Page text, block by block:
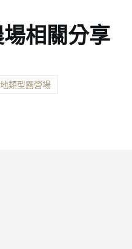
相關分享
類型露營場